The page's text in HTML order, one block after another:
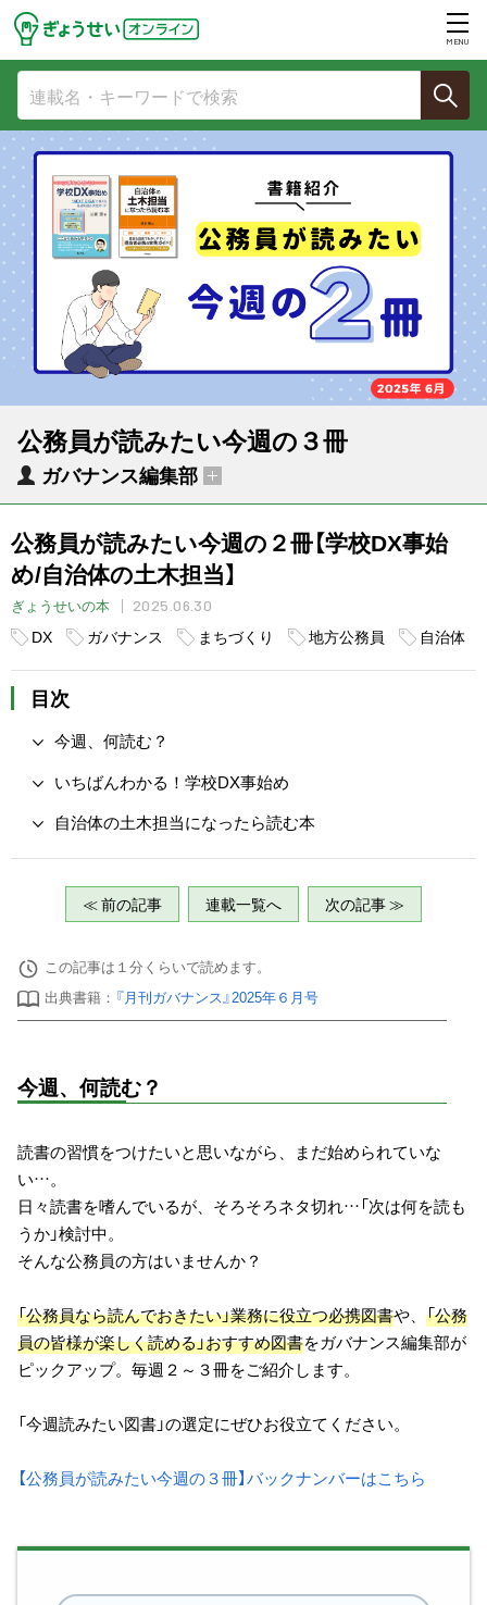
MENU
公務員が読みたい今週の３冊
ガバナンス編集部
公務員が読みたい今週の２冊【学校DX事始
め/自治体の土木担当】
ぎょうせいの本
2025.06.30
DX
ガバナンス まちづくり 地方公務員 自治体
目次
今週、何読む？
いちばんわかる！学校DX事始め
自治体の土木担当になったら読む本
≪ 前の記事 連載一覧へ 次の記事 ≫
この記事は１分くらいで読めます。
出典書籍： 『月刊ガバナンス』2025年６月号
今週、何読む？
読書の習慣をつけたいと思いながら、まだ始められていな
い…。
日々読書を嗜んでいるが、そろそろネタ切れ…「次は何を読も
うか」検討中。
そんな公務員の方はいませんか？
「公務員なら読んでおきたい」業務に役立つ必携図書や、 「公務
員の皆様が楽しく読める」おすすめ図書をガバナンス編集部が
ピックアップ。毎週２～３冊をご紹介します。
「今週読みたい図書」の選定にぜひお役立てください。
【公務員が読みたい今週の３冊】バックナンバーはこちら